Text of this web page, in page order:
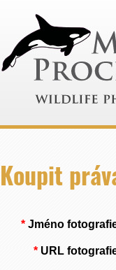
Koupit
*Jméno
*URL